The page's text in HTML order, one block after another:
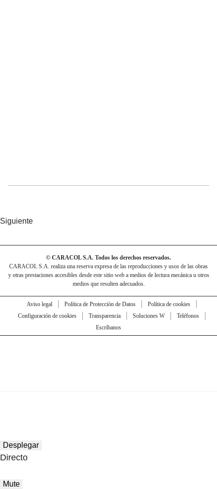
Siguiente
© CARACOL S.A. Todos los derechos reservados.
CARACOL S.A. realiza una reserva expresa de las reproducciones y usos de las obras
y otras prestaciones accesibles desde este sitio web a medios de lectura mecánica u otros
medios que resulten adecuados.
Aviso legal Política de Protección de Datos
Política de cookies
Configuración de cookies
Transparencia Soluciones W
Teléfonos
Escríbanos
Desplegar
Directo
Mute